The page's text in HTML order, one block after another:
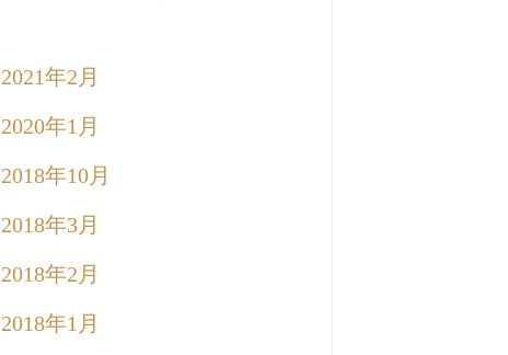
2021年2月
2020年1月
2018年10月
2018年3月
2018年2月
2018年1月